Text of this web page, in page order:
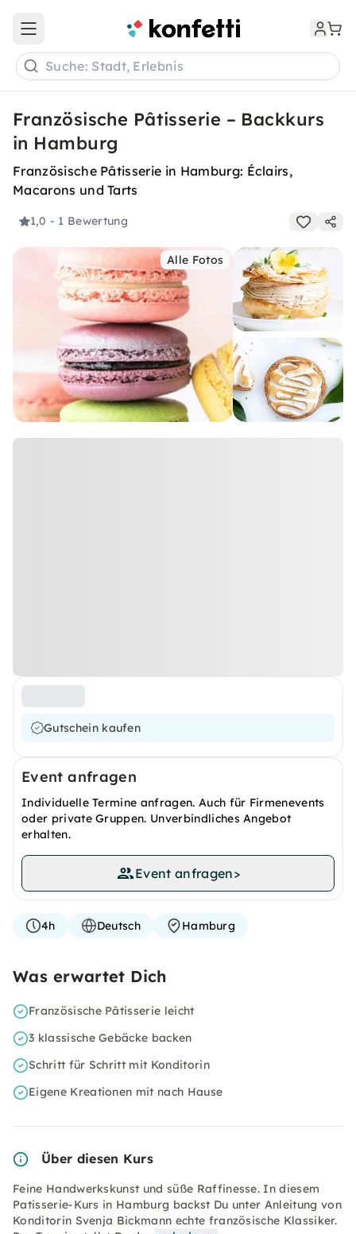
Open main menu
Suche: Stadt, Erlebnis
Französische Pâtisserie – Backkurs
in Hamburg
Französische Pâtisserie in Hamburg: Éclairs,
Macarons und Tarts
1,0 - 1 Bewertung
Alle Fotos
Gutschein kaufen
Event anfragen
Individuelle Termine anfragen. Auch für Firmenevents
oder private Gruppen. Unverbindliches Angebot
erhalten.
Event anfragen>
4h Deutsch Hamburg
Was erwartet Dich
Französische Pâtisserie leicht
3 klassische Gebäcke backen
Schritt für Schritt mit Konditorin
Eigene Kreationen mit nach Hause
Über diesen Kurs
Feine Handwerkskunst und süße Raffinesse. In diesem
Patisserie-Kurs in Hamburg backst Du unter Anleitung von
Konditorin Svenja Bickmann echte französische Klassiker.